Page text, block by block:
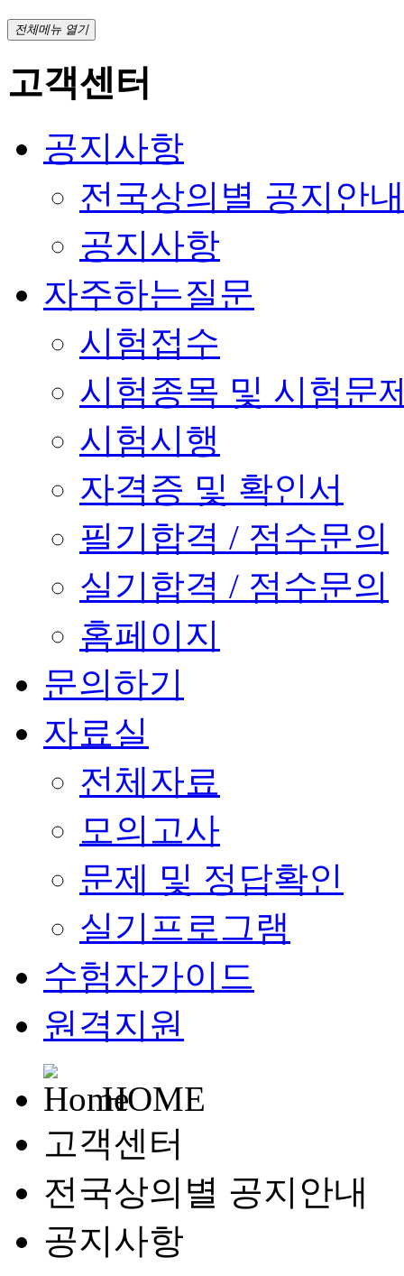
전체메뉴 열기
고객센터
공지사항
전국상의별 공지안내
공지사항
자주하는질문
시험접수
시험종목 및 시험문
시험시행
자격증 및 확인서
필기합격 / 점수문의
실기합격 / 점수문의
홈페이지
문의하기
자료실
전체자료
모의고사
문제 및 정답확인
실기프로그램
수험자가이드
원격지원
HOME
고객센터
전국상의별 공지안내
공지사항